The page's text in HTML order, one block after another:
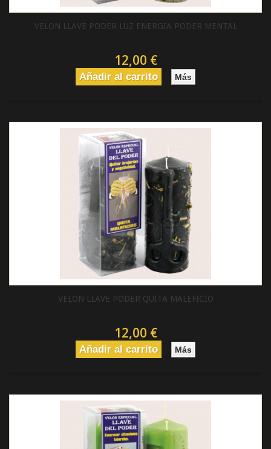
VELON LLAVE PODER LUZ ENERGIA PODER MENTAL
12,00 €
Añadir al carrito Más
VELON LLAVE PODER QUITA MALEFICIO
12,00 €
Añadir al carrito Más